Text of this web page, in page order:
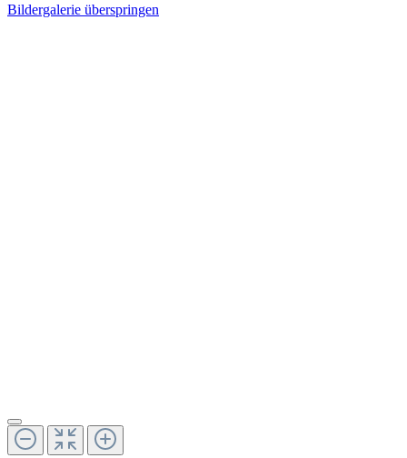
Bildergalerie überspringen